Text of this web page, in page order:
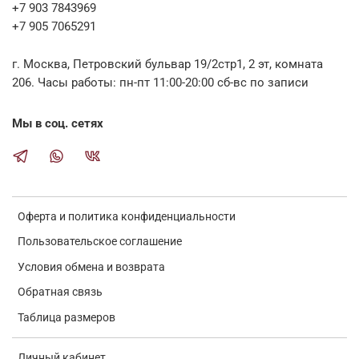
Оферта и политика конфиденциальности
Пользовательское соглашение
Условия обмена и возврата
Обратная связь
Таблица размеров
+7 903 7843969
+7 905 7065291
г. Москва, Петровский бульвар 19/2стр1, 2 эт, комната
206. Часы работы: пн-пт 11:00-20:00 сб-вс по записи
Мы в соц. сетях